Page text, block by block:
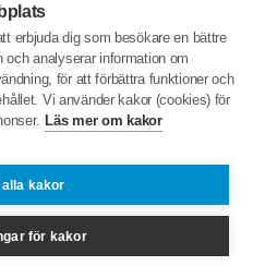
erbjuda dig som besökare en bättre
analyserar information om
för att förbättra funktioner och
Vi använder kakor (cookies) för
Läs mer om kakor
kakor
för kakor